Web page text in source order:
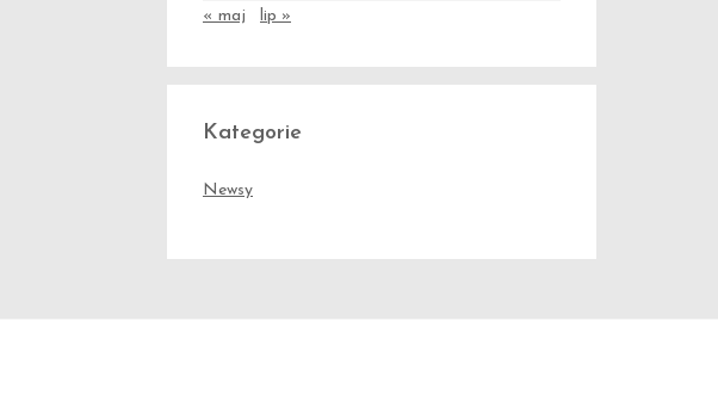
« maj
lip »
Kategorie
Newsy